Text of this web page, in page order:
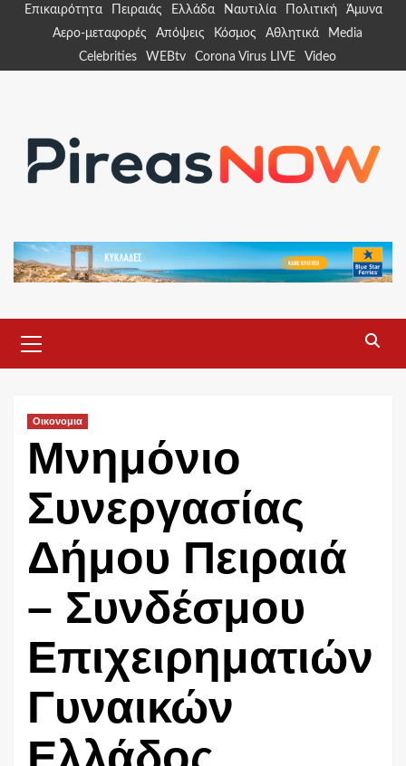
Επικαιρότητα Πειραιάς Ελλάδα Ναυτιλία Πολιτική
Άμυνα
Αερο-μεταφορές
Απόψεις Κόσμος Αθλητικά
Media
Celebrities
WEBtv Corona Virus LIVE Video
Menu
Οικονομια
Μνημόνιο
Συνεργασίας
Δήμου Πειραιά
– Συνδέσμου
Επιχειρηματιών
Γυναικών